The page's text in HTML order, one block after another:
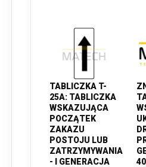
TABLICZKA T-
25A: TABLICZKA
WSKAZUJĄCA
POCZĄTEK
ZAKAZU
POSTOJU LUB
ZATRZYMYWANIA
- I GENERACJA